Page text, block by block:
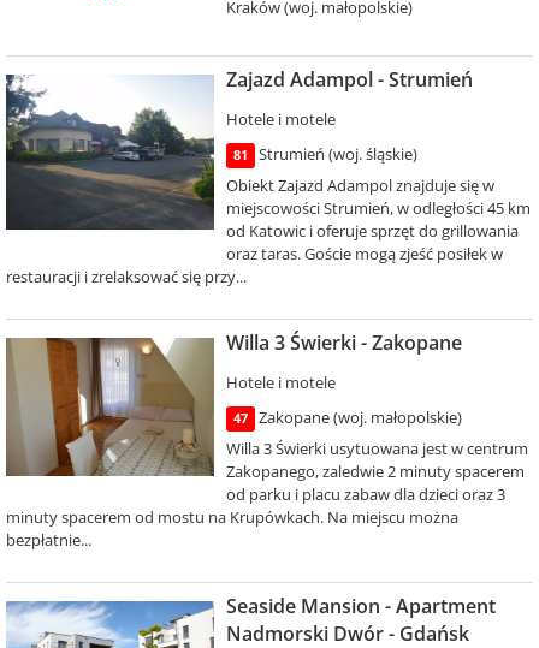
Kraków (woj. małopolskie)
Zajazd Adampol - Strumień
Hotele i motele
81
Strumień (woj. śląskie)
Obiekt Zajazd Adampol znajduje się w
miejscowości Strumień, w odległości 45 km
od Katowic i oferuje sprzęt do grillowania
oraz taras. Goście mogą zjeść posiłek w
restauracji i zrelaksować się przy...
Willa 3 Świerki - Zakopane
Hotele i motele
47
Zakopane (woj. małopolskie)
Willa 3 Świerki usytuowana jest w centrum
Zakopanego, zaledwie 2 minuty spacerem
od parku i placu zabaw dla dzieci oraz 3
minuty spacerem od mostu na Krupówkach. Na miejscu można
bezpłatnie...
Seaside Mansion - Apartment
Nadmorski Dwór - Gdańsk